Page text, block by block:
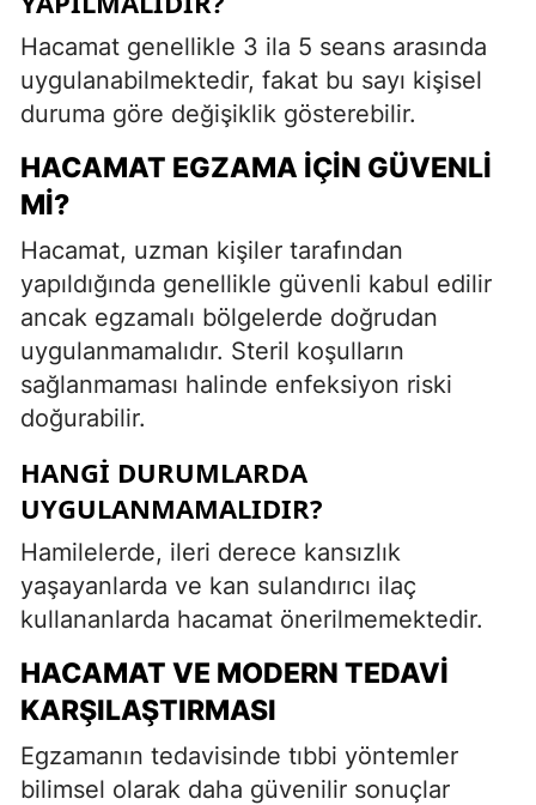
Hacamat genellikle 3 ila 5 seans arasında
uygulanabilmektedir, fakat bu sayı kişisel
duruma göre değişiklik gösterebilir.
HACAMAT EGZAMA İÇIN GÜVENLI
MI?
Hacamat, uzman kişiler tarafından
yapıldığında genellikle güvenli kabul edilir
ancak egzamalı bölgelerde doğrudan
uygulanmamalıdır. Steril koşulların
sağlanmaması halinde enfeksiyon riski
doğurabilir.
HANGI DURUMLARDA
UYGULANMAMALIDIR?
Hamilelerde, ileri derece kansızlık
yaşayanlarda ve kan sulandırıcı ilaç
kullananlarda hacamat önerilmemektedir.
HACAMAT VE MODERN TEDAVI
KARŞILAŞTIRMASI
Egzamanın tedavisinde tıbbi yöntemler
bilimsel olarak daha güvenilir sonuçlar